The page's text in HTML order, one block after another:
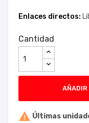
Enlaces directos:
Cantidad
AÑADIR
 Últimas